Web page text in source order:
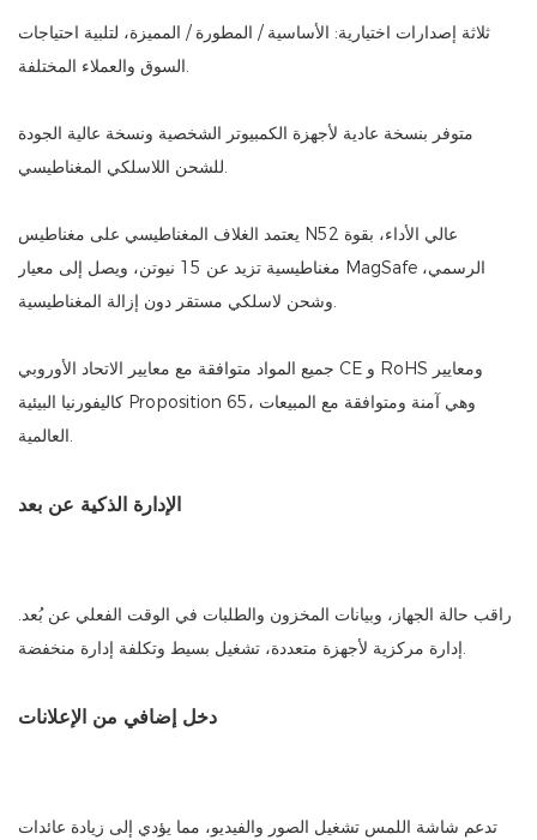
ثلاثة إصدارات اختيارية: الأساسية / المطورة / المميزة، لتلبية احتياجات
السوق والعملاء المختلفة.
متوفر بنسخة عادية لأجهزة الكمبيوتر الشخصية ونسخة عالية الجودة
للشحن اللاسلكي المغناطيسي.
يعتمد الغلاف المغناطيسي على مغناطيس N52 عالي الأداء، بقوة
مغناطيسية تزيد عن 15 نيوتن، ويصل إلى معيار MagSafe الرسمي،
وشحن لاسلكي مستقر دون إزالة المغناطيسية.
جميع المواد متوافقة مع معايير الاتحاد الأوروبي CE و RoHS ومعايير
كاليفورنيا البيئية Proposition 65، وهي آمنة ومتوافقة مع المبيعات
العالمية.
الإدارة الذكية عن بعد
راقب حالة الجهاز، وبيانات المخزون والطلبات في الوقت الفعلي عن بُعد.
إدارة مركزية لأجهزة متعددة، تشغيل بسيط وتكلفة إدارة منخفضة.
دخل إضافي من الإعلانات
تدعم شاشة اللمس تشغيل الصور والفيديو، مما يؤدي إلى زيادة عائدات